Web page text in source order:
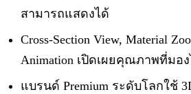
สามารถแสดงได้
Cross-Section View, Material
Animation เปิดเผยคุณภาพที่มอ
แบรนด์ Premium ระดับโลกใช้